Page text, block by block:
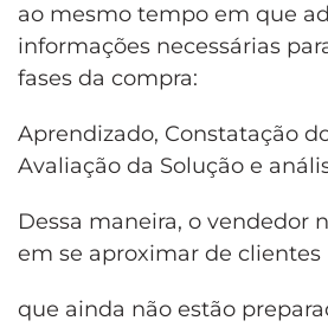
ao mesmo tempo em que
informações necessárias
fases da compra:
Aprendizado, Constatação
Avaliação da Solução e
Dessa maneira, o vendedor
em se aproximar de clientes
que ainda não estão